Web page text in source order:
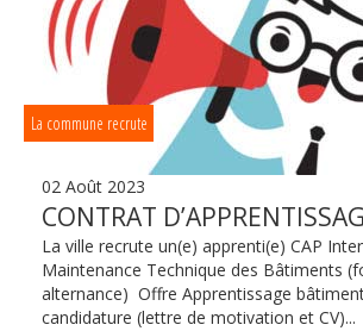
La commune recrute
02 Août 2023
CONTRAT
La ville recrute un(e) apprenti(e) CAP
Maintenance Technique des Bâtiments
alternance) Offre Apprentissage
candidature (lettre de motivation et CV)...